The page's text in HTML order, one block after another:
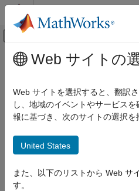
コンテンツへスキップ
オフキャンバス
ドキュメンテーションのホーム
Simulink 環境の基礎
ブロック ライブラリ
Sum
説明
メインコンテンツ
Sum
入力の加算または減算
HDL Coder /
Web サイトの
Web サイトを選択すると、翻訳
し、地域のイベントやサービス
報に基づき、次のサイトの選択を
United States
また、以下のリストから Web サ
す。